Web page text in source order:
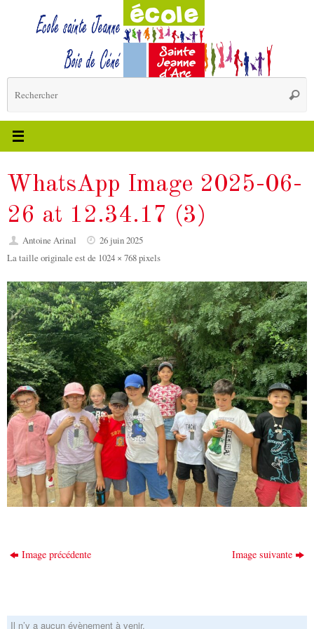
:
WhatsApp Image 2025-06-
26 at 12.34.17 (3)
Antoine Arinal
26 juin 2025
La taille originale est de 1024 × 768pixels
Image précédente Image suivante
Il n’y a aucun évènement à venir.